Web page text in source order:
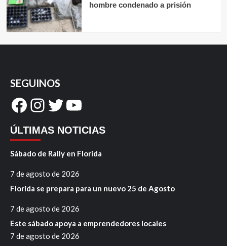
hombre condenado a prisión
SEGUINOS
Facebook
Instagram
Twitter
YouTube
ÚLTIMAS NOTICIAS
Sábado de Rally en Florida
7 de agosto de 2026
Florida se prepara para un nuevo 25 de Agosto
7 de agosto de 2026
Este sábado apoya a emprendedores locales
7 de agosto de 2026